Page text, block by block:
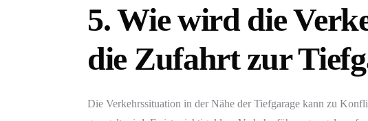
5. Wie wird die
die Zufahrt zur
Die Verkehrssituation in der Nähe der Tiefgarage kann zu